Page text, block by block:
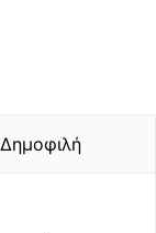
Δημοφιλή